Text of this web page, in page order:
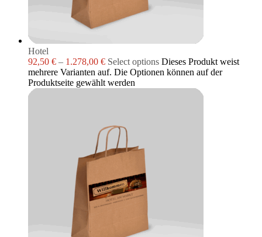
Hotel
92,50 € – 1.278,00 € Select options Dieses Produkt weist
mehrere Varianten auf. Die Optionen können auf der
Produktseite gewählt werden